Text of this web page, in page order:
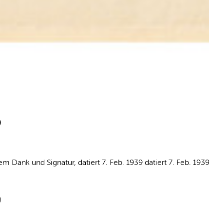
Dank und Signatur, datiert 7. Feb. 1939 datiert 7. Feb. 1939